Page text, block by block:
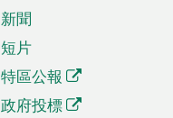
新聞
短片
特區公報
政府投標